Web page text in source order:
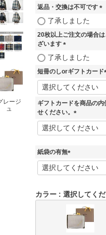
レージ
ュ
須
)
返品・交換は不可です
須
了承しました
20枚以上ご注文の場合
ざいます
(
須
)
了承しました
短冊のしorギフトカード
(
ギフトカードを商品の
せください。
(
必
紙袋の有無
(
必
)
カラー 選択してく